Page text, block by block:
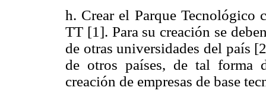
h. Crear el Parque Tecnológico
TT [1]. Para su creación se
de otras universidades del país
de otros países, de tal forma
creación de empresas de base